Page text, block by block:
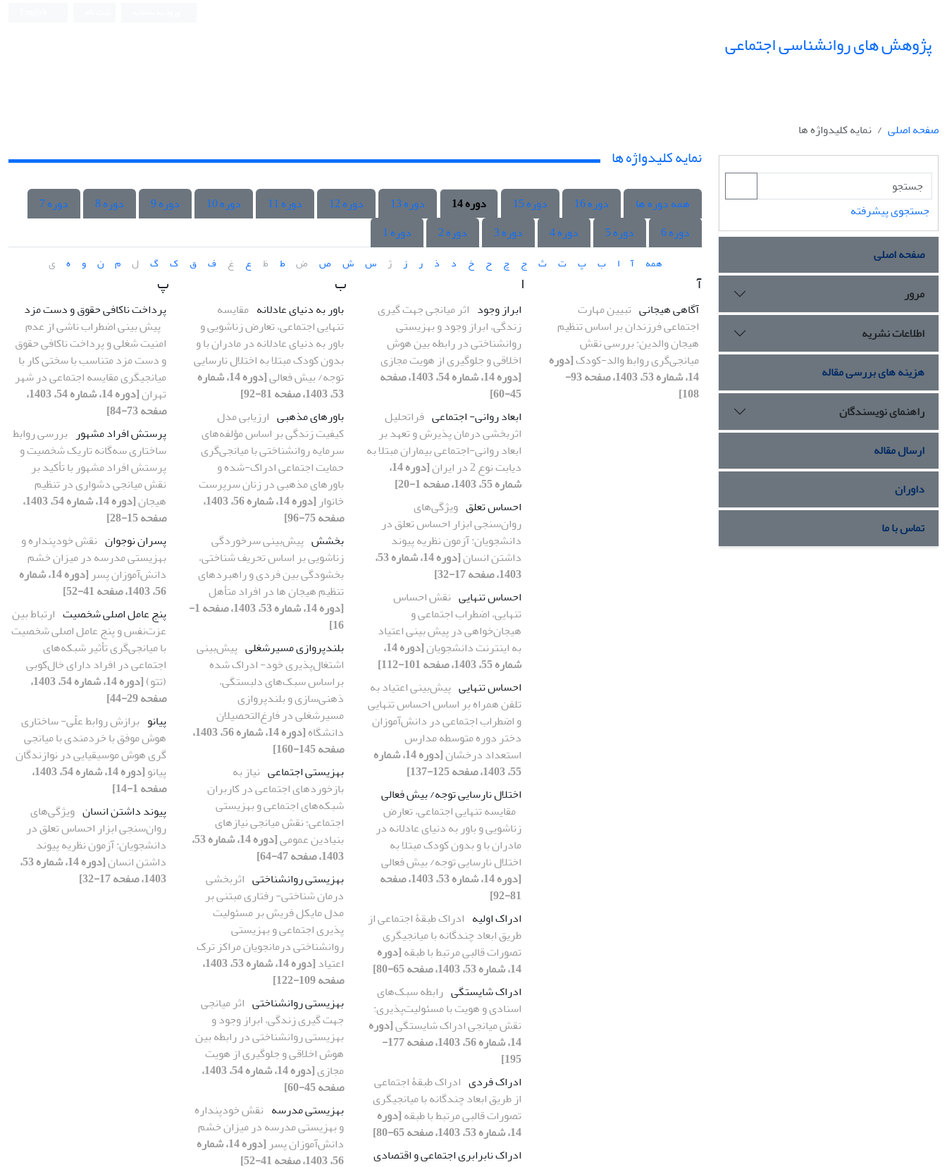
پژوهش های روانشناسی اجتماعی
صفحه اصلی نمایه کلیدواژه ها
جستجوی پیشرفته
صفحه اصلی
مرور
اطلاعات نشریه
هزینه های بررسی مقاله
راهنمای نویسندگان
ارسال مقاله
داوران
تماس با ما
نمایه کلیدواژه ها
همه دوره ها دوره 16 دوره 15 دوره 14 دوره 13 دوره 12 دوره 11 دوره 10 دوره 9 دوره 8
دوره 7
دوره 6
دوره 5 دوره 4 دوره 3 دوره 2 دوره 1
همه آ ا ب پ ت ث ج چ ح خ د ذ ر ز ژ س ش ص ض ط ظ ع غ ف ق ک گ ل م ن و ه ی
آ
آگاهی هیجانی تبیین مهارت
اجتماعی فرزندان بر اساس تنظیم
هیجان والدین: بررسی نقش
میانجی‌گری روابط والد-کودک[دوره
14، شماره 53، 1403، صفحه 93-
108]
ا
ابراز وجود اثر میانجی جهت گیری
زندگی، ابراز وجود و بهزیستی
روانشناختی در رابطه بین هوش
اخلاقی و جلوگیری از هویت مجازی
[دوره 14، شماره 54، 1403، صفحه
45-60]
ابعاد روانی- اجتماعی فراتحلیل
اثربخشی درمان پذیرش و تعهد بر
ابعاد روانی-اجتماعی بیماران مبتلا به
دیابت نوع 2 در ایران
[دوره 14،
شماره 55، 1403، صفحه 1-20]
احساس تعلق ویژگی‌های
روان‌سنجی ابزار احساس تعلق در
دانشجویان: آزمون نظریه پیوند
داشتن انسان
[دوره 14، شماره 53،
1403، صفحه 17-32]
احساس تنهایی نقش احساس
تنهایی، اضطراب اجتماعی و
هیجان‌خواهی در پیش بینی اعتیاد
به اینترنت دانشجویان
[دوره 14،
شماره 55، 1403، صفحه 101-112]
احساس تنهایی پیش‌بینی اعتیاد به
تلفن همراه بر اساس احساس تنهایی
و اضطراب اجتماعی در دانش‌آموزان
دختر دوره متوسطه مدارس
استعداد درخشان
[دوره 14، شماره
55، 1403، صفحه 125-137]
اختلال نارسایی توجه/ بیش فعالی
مقایسه تنهایی اجتماعی، تعارض
زناشویی و باور به دنیای عادلانه در
مادران با و بدون کودک مبتلا به
اختلال نارسایی توجه/ بیش فعالی
[دوره 14، شماره 53، 1403، صفحه
81-92]
ادراک اولیه ادراک طبقۀ اجتماعی از
طریق ابعاد چندگانه با میانجیگری
تصورات قالبی مرتبط با طبقه[دوره
14، شماره 53، 1403، صفحه 65-80]
ادراک شایستگی رابطه سبک‌های
اسنادی و هویت با مسئولیت‌پذیری:
نقش میانجی ادراک شایستگی[دوره
14، شماره 56، 1403، صفحه 177-
195]
ادراک فردی ادراک طبقۀ اجتماعی
از طریق ابعاد چندگانه با میانجیگری
تصورات قالبی مرتبط با طبقه[دوره
14، شماره 53، 1403، صفحه 65-80]
ادراک نابرابری اجتماعی و اقتصادی
ب
باور به دنیای عادلانه مقایسه
تنهایی اجتماعی، تعارض زناشویی و
باور به دنیای عادلانه در مادران با و
بدون کودک مبتلا به اختلال نارسایی
توجه/ بیش فعالی
[دوره 14، شماره
53، 1403، صفحه 81-92]
باورهای مذهبی ارزیابی مدل
کیفیت زندگی بر اساس مؤلفه‌های
سرمایه روانشناختی با میانجی‌گری
حمایت اجتماعی ادراک-شده و
باورهای مذهبی در زنان سرپرست
خانوار
[دوره 14، شماره 56، 1403،
صفحه 75-96]
بخشش پیش‌بینی سرخوردگی
زناشویی بر اساس تحریف شناختی،
بخشودگی بین فردی و راهبردهای
تنظیم هیجان ها در افراد متأهل
[دوره 14، شماره 53، 1403، صفحه 1-
16]
بلندپروازی‌ مسیرشغلی پیش‌بینی
اشتغال‌پذیری خود- ادراک شده
براساس سبک‌های دلبستگی،
ذهنی‌سازی و بلندپروازی
مسیرشغلی در فارغ‌التحصیلان
دانشگاه
[دوره 14، شماره 56، 1403،
صفحه 145-160]
بهزیستی اجتماعی نیاز به
بازخوردهای اجتماعی در کاربران
شبکه‌های اجتماعی و بهزیستی
اجتماعی؛ نقش میانجی نیازهای
بنیادین عمومی
[دوره 14، شماره 53،
1403، صفحه 47-64]
بهزیستی روانشناختی اثربخشی
درمان شناختی- رفتاری مبتنی بر
مدل مایکل فریش بر مسئولیت
پذیری اجتماعی و بهزیستی
روانشناختی درمانجویان مراکز ترک
اعتیاد
[دوره 14، شماره 53، 1403،
صفحه 109-122]
بهزیستی روانشناختی اثر میانجی
جهت گیری زندگی، ابراز وجود و
بهزیستی روانشناختی در رابطه بین
هوش اخلاقی و جلوگیری از هویت
مجازی
[دوره 14، شماره 54، 1403،
صفحه 45-60]
بهزیستی مدرسه نقش خودپنداره
و بهزیستی مدرسه در میزان خشم
دانش‌آموزان پسر
[دوره 14، شماره
56، 1403، صفحه 41-52]
پ
پرداخت ناکافی حقوق و دست مزد
پیش بینی اضطراب ناشی از عدم
امنیت شغلی و پرداخت ناکافی حقوق
و دست مزد متناسب با سختی کار با
میانجیگری مقایسه اجتماعی در شهر
تهران
[دوره 14، شماره 54، 1403،
صفحه 73-84]
پرستش افراد مشهور بررسی روابط
ساختاری سه‌گانه تاریک شخصیت و
پرستش افراد مشهور با تأکید بر
نقش میانجی دشواری در تنظیم
هیجان
[دوره 14، شماره 54، 1403،
صفحه 15-28]
پسران نوجوان نقش خودپنداره و
بهزیستی مدرسه در میزان خشم
دانش‌آموزان پسر
[دوره 14، شماره
56، 1403، صفحه 41-52]
پنج عامل اصلی شخصیت ارتباط بین
عزت‌نفس و پنج عامل اصلی شخصیت
با میانجی‌گری تأثیر شبکه‌های
اجتماعی در افراد دارای خال‌کوبی
(تتو)
[دوره 14، شماره 54، 1403،
صفحه 29-44]
پیانو برازش روابط علّی- ساختاری
هوش موفق با خردمندی با میانجی
گری هوش موسیقیایی در نوازندگان
پیانو
[دوره 14، شماره 54، 1403،
صفحه 1-14]
پیوند داشتن انسان ویژگی‌های
روان‌سنجی ابزار احساس تعلق در
دانشجویان: آزمون نظریه پیوند
داشتن انسان
[دوره 14، شماره 53،
1403، صفحه 17-32]